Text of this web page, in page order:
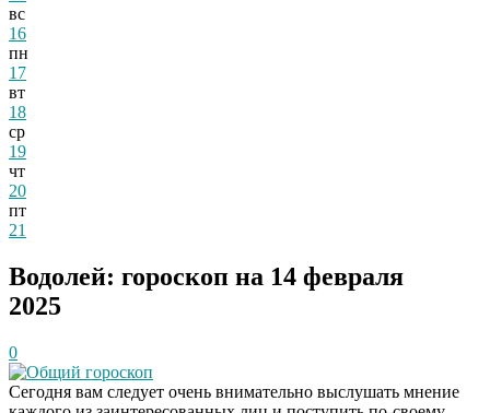
вс
16
пн
17
вт
18
ср
19
чт
20
пт
21
Водолей: гороскоп на 14 февраля
2025
0
Общий гороскоп
Сегодня вам следует очень внимательно выслушать мнение